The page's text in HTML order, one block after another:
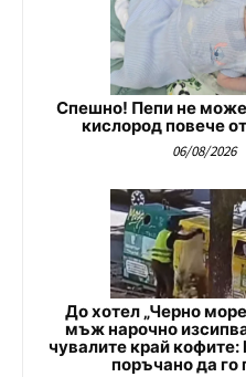
Спешно! Пепи не
кислород повече
06/08/2026
До хотел „Черно
мъж нарочно
чувалите край кофите:
поръчано да го